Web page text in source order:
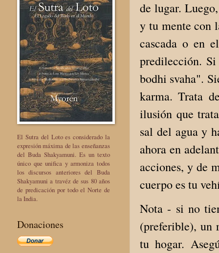
de lugar.
y tu mente con
cascada o en
predilección.
bodhi svaha".
karma. Trata
ilusión que
sal del agua y
ahora en
acciones, y de
cuerpo es tu
Nota - si no
(preferible), un
tu hogar.
El Sutra del Loto es considerado la
expresión máxima de las enseñanzas
del Buda Shakyamuni. Es un texto
único que unifica y armoniza todos
los discursos anteriores del Buda
Shakyamuni a travéz de sus 80 años
de predicación por todo el Norte de
la India.
Donaciones